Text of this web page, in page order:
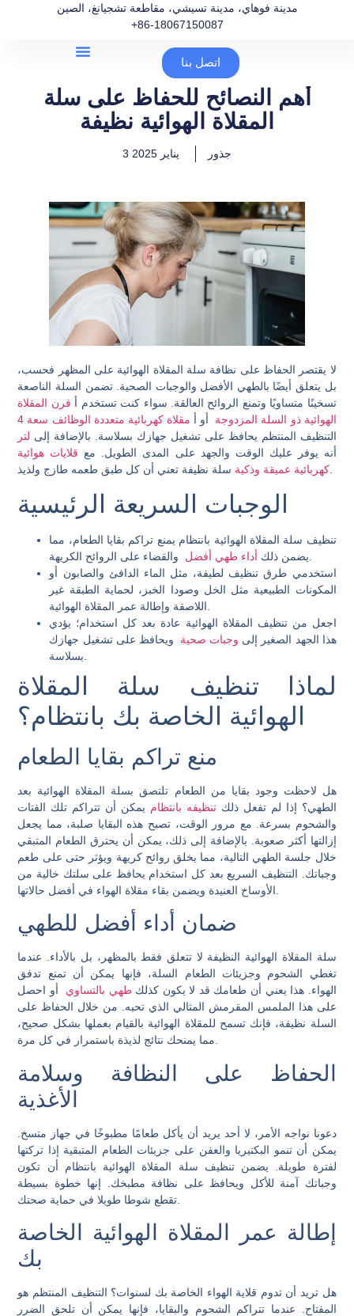
مدينة فوهاي، مدينة تسيشي، مقاطعة تشجيانغ، الصين
+86-18067150087
اتصل بنا
أهم النصائح للحفاظ على سلة
المقلاة الهوائية نظيفة
جذور
لا يقتصر الحفاظ على نظافة سلة المقلاة الهوائية على المظهر فحسب،
بل يتعلق أيضًا بالطهي الأفضل والوجبات الصحية. تضمن السلة الناصعة
تسخينًا متساويًا وتمنع الروائح العالقة. سواء كنت تستخدم أ فرن المقلاة
الهوائية ذو السلة المزدوجة
أو أ
مقلاة كهربائية متعددة الوظائف سعة 4
أنه يوفر عليك الوقت والجهد على المدى الطويل. مع قلايات هوائية
كهربائية عميقة وذكية
الوجبات السريعة الرئيسية
تنظيف سلة المقلاة الهوائية بانتظام يمنع تراكم بقايا الطعام، مما
يضمن ذلك أداء طهي أفضل
استخدمي طرق تنظيف لطيفة، مثل الماء الدافئ والصابون أو
المكونات الطبيعية مثل الخل وصودا الخبز، لحماية الطبقة غير
اجعل من تنظيف المقلاة الهوائية عادة بعد كل استخدام؛ يؤدي
هذا الجهد الصغير إلى وجبات صحية
ويحافظ على تشغيل جهازك
لماذا تنظيف سلة المقلاة
الهوائية الخاصة بك بانتظام؟
منع تراكم بقايا الطعام
هل لاحظت وجود بقايا من الطعام تلتصق بسلة المقلاة الهوائية بعد
الطهي؟ إذا لم تفعل ذلكتنظيفه بانتظام يمكن أن تتراكم تلك الفتات
والشحوم بسرعة. مع مرور الوقت، تصبح هذه البقايا صلبة، مما يجعل
إزالتها أكثر صعوبة. بالإضافة إلى ذلك، يمكن أن يحترق الطعام المتبقي
خلال جلسة الطهي التالية، مما يخلق روائح كريهة ويؤثر حتى على طعم
وجباتك. التنظيف السريع بعد كل استخدام يحافظ على سلتك خالية من
ضمان أداء أفضل للطهي
سلة المقلاة الهوائية النظيفة لا تتعلق فقط بالمظهر، بل بالأداء. عندما
تغطي الشحوم وجزيئات الطعام السلة، فإنها يمكن أن تمنع تدفق
الهواء. هذا يعني أن طعامك قد لا يكون كذلكطهي بالتساوي
أو احصل
على هذا الملمس المقرمش المثالي الذي تحبه. من خلال الحفاظ على
السلة نظيفة، فإنك تسمح للمقلاة الهوائية بالقيام بعملها بشكل صحيح،
مما يمنحك نتائج لذيذة باستمرار في كل مرة.
الحفاظ على النظافة وسلامة
الأغذية
دعونا نواجه الأمر، لا أحد يريد أن يأكل طعامًا مطبوخًا في جهاز متسخ.
يمكن أن تنمو البكتيريا والعفن على جزيئات الطعام المتبقية إذا تركتها
لفترة طويلة. يضمن تنظيف سلة المقلاة الهوائية بانتظام أن تكون
وجباتك آمنة للأكل ويحافظ على نظافة مطبخك. إنها خطوة بسيطة
إطالة عمر المقلاة الهوائية الخاصة
بك
هل تريد أن تدوم قلاية الهواء الخاصة بك لسنوات؟ التنظيف المنتظم هو
المفتاح. عندما تتراكم الشحوم والبقايا، فإنها يمكن أن تلحق الضرر